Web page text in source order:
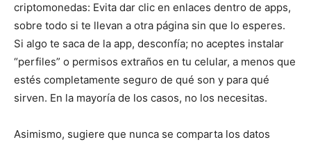
criptomonedas: Evita dar clic en enlaces dentro de apps,
sobre todo si te llevan a otra página sin que lo esperes.
Si algo te saca de la app, desconfía; no aceptes instalar
“perfiles” o permisos extraños en tu celular, a menos que
estés completamente seguro de qué son y para qué
sirven. En la mayoría de los casos, no los necesitas.
Asimismo, sugiere que nunca se comparta los datos